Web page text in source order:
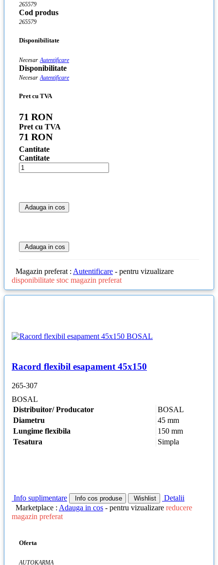
265579
Cod produs
265579
Disponibilitate
Necesar Autentificare
Disponibilitate
Necesar Autentificare
Pret cu TVA
71 RON
Pret cu TVA
71 RON
Cantitate
Cantitate
Adauga in cos
Adauga in cos
Magazin preferat : Autentificare - pentru vizualizare
disponibilitate stoc magazin preferat
Racord flexibil esapament 45x150
265-307
BOSAL
Distribuitor/ Producator
BOSAL
Diametru
45 mm
Lungime flexibila
150 mm
Tesatura
Simpla
Info suplimentare Info cos produse Wishlist
Detalii
Marketplace : Adauga in cos - pentru vizualizare reducere
magazin preferat
Oferta
AUTOKARMA